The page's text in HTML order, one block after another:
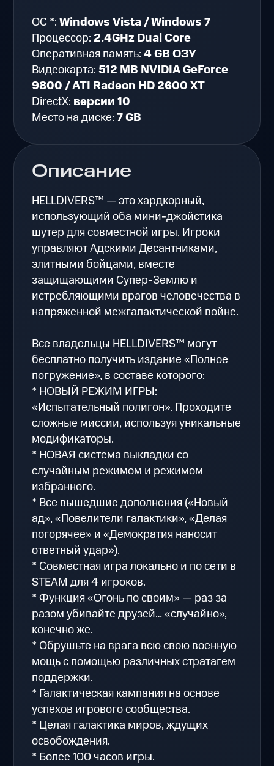
Описание
HELLDIVERS™ — это хардкорный,
использующий оба мини-джойстика
шутер для совместной игры. Игроки
управляют Адскими Десантниками,
элитными бойцами, вместе
защищающими Супер-Землю и
истребляющими врагов человечества в
напряженной межгалактической войне.
Все владельцы HELLDIVERS™ могут
бесплатно получить издание «Полное
погружение», в составе которого:
* НОВЫЙ РЕЖИМ ИГРЫ:
«Испытательный полигон». Проходите
сложные миссии, используя уникальные
модификаторы.
* НОВАЯ система выкладки со
случайным режимом и режимом
избранного.
* Все вышедшие дополнения («Новый
ад», «Повелители галактики», «Делая
погорячее» и «Демократия наносит
ответный удар»).
* Совместная игра локально и по сети в
STEAM для 4 игроков.
* Функция «Огонь по своим» — раз за
разом убивайте друзей… «случайно»,
конечно же.
* Обрушьте на врага всю свою военную
мощь с помощью различных стратагем
поддержки.
* Галактическая кампания на основе
успехов игрового сообщества.
* Целая галактика миров, ждущих
освобождения.
* Более 100 часов игры.
ОС *:Windows Vista / Windows 7
Процессор: 2.4GHz Dual Core
Оперативная память:4 GB ОЗУ
Видеокарта:512 MB NVIDIA GeForce
9800 / ATI Radeon HD 2600 XT
DirectX: версии 10
Место на диске:7 GB